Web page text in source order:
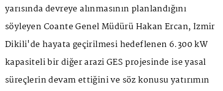
yarısında devreye alınmasının planlandığını
söyleyen Coante Genel Müdürü Hakan Ercan, İzmir
Dikili'de hayata geçirilmesi hedeflenen 6.300 kW
kapasiteli bir diğer arazi GES projesinde ise yasal
süreçlerin devam ettiğini ve söz konusu yatırımın